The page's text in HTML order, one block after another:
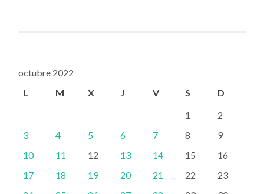
octubre 2022
L
M X J V S
D
1
2
3
4 5 6 7 8
9
10
11 12 13 14 15
16
17
18 19 20 21 22
23